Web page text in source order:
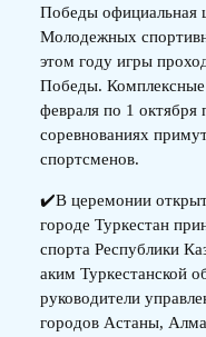
Победы официальная
Молодежных
этом году игры
Победы. Комплексные
февраля по 1
соревнованиях
спортсменов.
✔️В церемонии
городе Туркестан
спорта Республики
аким Туркестанской
руководители
городов Астаны,